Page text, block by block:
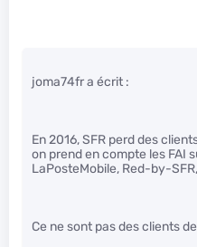
joma74fr a écrit :
En 2016, SFR perd des
on prend en compte les FAI
LaPosteMobile, Red-by-
Ce ne sont pas des clients